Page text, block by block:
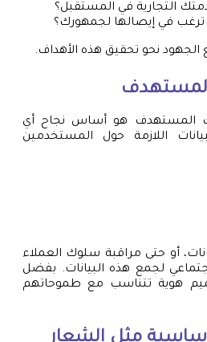
التجارية في المستقبل؟
ترغب في إيصالها لجمهورك؟
الجهود نحو تحقيق هذه الأهداف.
المستهدف هو أساس نجاح أي
اللازمة حول المستخدمين
أو حتى مراقبة سلوك العملاء
لجمع هذه البيانات. بفضل
هوية تتناسب مع طموحاتهم